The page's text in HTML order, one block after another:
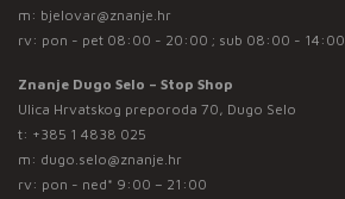
m: bjelovar@znanje.hr
rv: pon - pet 08:00 - 20:00 ; sub 08:00 - 14:00
Znanje Dugo Selo – Stop Shop
Ulica Hrvatskog preporoda 70, Dugo Selo
t: +385 1 4838 025
m: dugo.selo@znanje.hr
rv: pon - ned* 9:00 – 21:00